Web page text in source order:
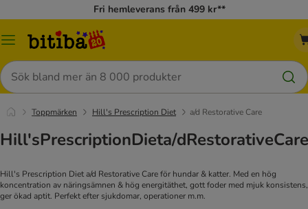
Fri hemleverans från 499 kr**
Meny
Sök
Toppmärken Hill's Prescription Diet a/d Restorative Care
Hill'sPrescriptionDieta/dRestorativeCare
Hill's Prescription Diet a/d Restorative Care för hundar & katter. Med en hög
koncentration av näringsämnen & hög energitäthet, gott foder med mjuk konsistens,
ger ökad aptit. Perfekt efter sjukdomar, operationer m.m.